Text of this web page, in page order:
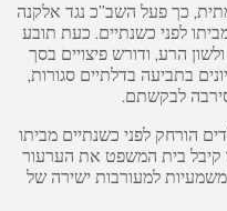
כך פעל השב”כ נגד אלקנה
לפני כשנתיים. כעת תובע
הרע, ודורש פיצויים בסך
בתביעה בדלתיים סגורות,
לבקשתם.
הורחק לפני כשנתיים מביתו
קיבל בית המשפט את הערעור
למעורבות ישירה של